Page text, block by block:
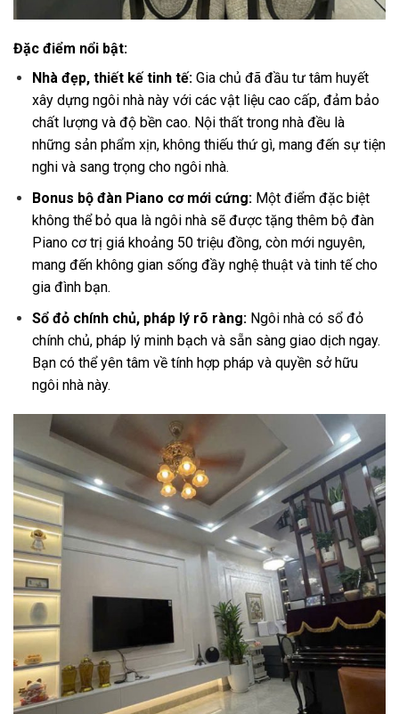
Đặc điểm nổi bật:
Nhà đẹp, thiết kế tinh tế:Gia chủ đã đầu tư tâm huyết
xây dựng ngôi nhà này với các vật liệu cao cấp, đảm bảo
chất lượng và độ bền cao. Nội thất trong nhà đều là
những sản phẩm xịn, không thiếu thứ gì, mang đến sự tiện
nghi và sang trọng cho ngôi nhà.
Bonus bộ đàn Piano cơ mới cứng:Một điểm đặc biệt
không thể bỏ qua là ngôi nhà sẽ được tặng thêm bộ đàn
Piano cơ trị giá khoảng 50 triệu đồng, còn mới nguyên,
mang đến không gian sống đầy nghệ thuật và tinh tế cho
gia đình bạn.
Sổ đỏ chính chủ, pháp lý rõ ràng:Ngôi nhà có sổ đỏ
chính chủ, pháp lý minh bạch và sẵn sàng giao dịch ngay.
Bạn có thể yên tâm về tính hợp pháp và quyền sở hữu
ngôi nhà này.